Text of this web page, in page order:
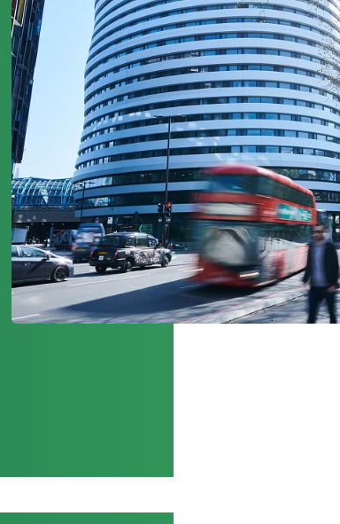
CATS Cambridge
KINGHAM
Kingham Hill
KROJDON
Royal Russel School
LESTER
LONDON
Reddam House
DLD College
Kensington Park School
TASIS The American School in England
RGS Surrey Hills